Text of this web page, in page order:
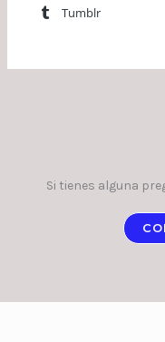
Tumblr
Si tienes alguna